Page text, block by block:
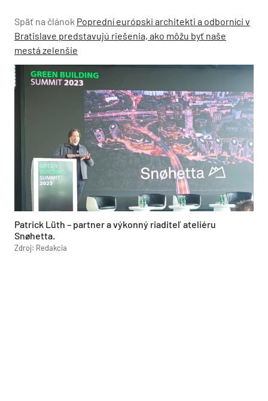
Späť na článok Poprední európski architekti a odborníci v
Bratislave predstavujú riešenia, ako môžu byť naše
mestá zelenšie
Patrick Lüth – partner a výkonný riaditeľ ateliéru
Snøhetta.
Zdroj: Redakcia